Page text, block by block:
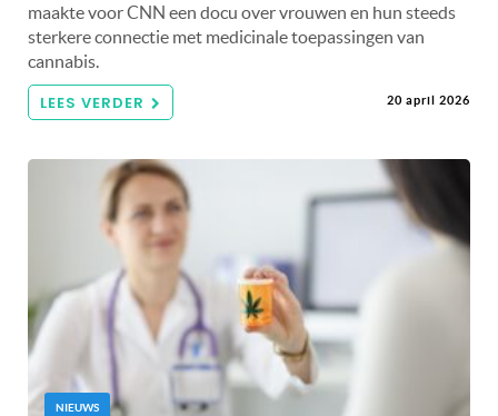
maakte voor CNN een docu over vrouwen en hun steeds
sterkere connectie met medicinale toepassingen van
cannabis.
LEES VERDER 20 april 2026
NIEUWS